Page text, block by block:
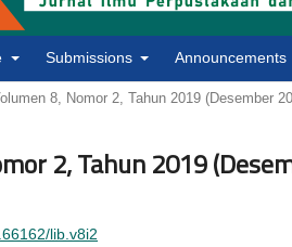
Submissions Announcements
8, Nomor 2, Tahun 2019 (Desember
2, Tahun 2019
lib.v8i2